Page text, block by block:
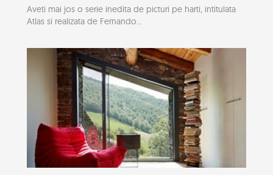
Aveti mai jos o serie inedita de picturi pe harti, intitulata
Atlas si realizata de Fernando...